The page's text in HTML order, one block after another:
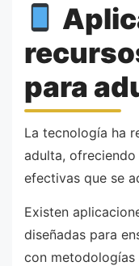
para
La tecnología ha
adulta,
efectivas que se
Existen
diseñadas para
con metodologías